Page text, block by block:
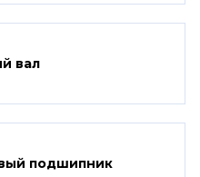
вал
подшипник